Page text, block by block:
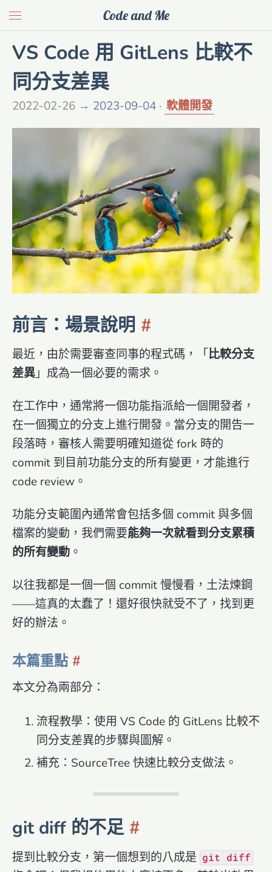
Code and Me
VS Code 用 GitLens 比較不
同分支差異
2022-02-26 → 2023-09-04 軟體開發
前言：場景說明
最近，由於需要審查同事的程式碼，「 比較分支
差異」成為一個必要的需求。
在工作中，通常將一個功能指派給一個開發者，
在一個獨立的分支上進行開發。當分支的開告一
段落時，審核人需要明確知道從 fork 時的
commit 到目前功能分支的所有變更，才能進行
code review。
功能分支範圍內通常會包括多個 commit 與多個
檔案的變動，我們需要能夠一次就看到分支累積
的所有變動 。
以往我都是一個一個 commit 慢慢看，土法煉鋼
——這真的太蠢了！還好很快就受不了，找到更
好的辦法。
本篇重點
本文分為兩部分：
流程教學：使用 VS Code 的 GitLens 比較不
同分支差異的步驟與圖解。
補充：SourceTree 快速比較分支做法。
git diff 的不足
提到比較分支，第一個想到的八成是 git diff